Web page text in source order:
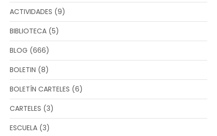
ACTIVIDADES (9)
BIBLIOTECA (5)
BLOG (666)
BOLETIN (8)
BOLETÍN CARTELES (6)
CARTELES (3)
ESCUELA (3)